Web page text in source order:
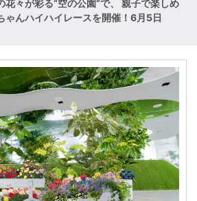
花々が彩る“空の公園”で、 親子で楽しめ
ゃんハイハイレースを開催！6月5日